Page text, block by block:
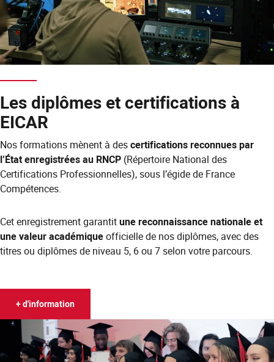
Les diplômes et certifications à
EICAR
Nos formations mènent à descertifications reconnues par
l’État enregistrées au RNCP (Répertoire National des
Certifications Professionnelles), sous l’égide de France
Compétences.
Cet enregistrement garantitune reconnaissance nationale et
une valeur académiqueofficielle de nos diplômes, avec des
titres ou diplômes de niveau 5, 6 ou 7 selon votre parcours.
+ d'information